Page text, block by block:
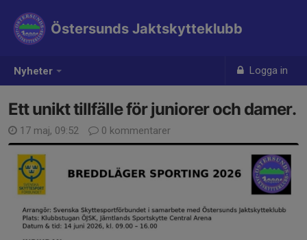
Nyheter Logga in
Östersunds Jaktskytteklubb
Ett unikt tillfälle för juniorer och damer.
17 maj, 09:52 0 kommentarer